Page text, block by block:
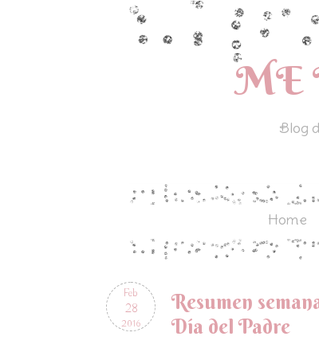
ME
Blog
Home
Feb
28
2016
Resumen
Día del Padre